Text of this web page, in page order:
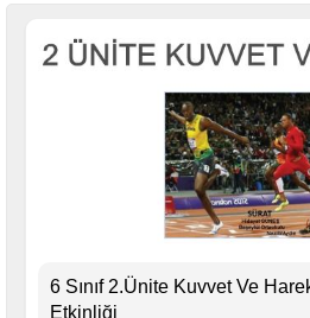
6 Sınıf 2.Ünite Kuvvet Ve
Etkinliği